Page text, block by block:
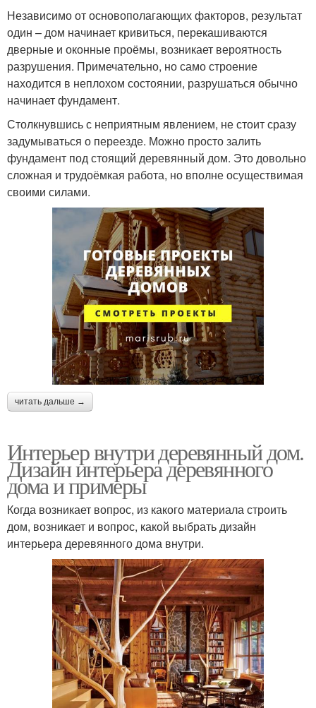
Независимо от основополагающих факторов, результат
один – дом начинает кривиться, перекашиваются
дверные и оконные проёмы, возникает вероятность
разрушения. Примечательно, но само строение
находится в неплохом состоянии, разрушаться обычно
начинает фундамент.
Столкнувшись с неприятным явлением, не стоит сразу
задумываться о переезде. Можно просто залить
фундамент под стоящий деревянный дом. Это довольно
сложная и трудоёмкая работа, но вполне осуществимая
своими силами.
читать дальше →
Интерьер внутри деревянный дом.
Дизайн интерьера деревянного
дома и примеры
Когда возникает вопрос, из какого материала строить
дом, возникает и вопрос, какой выбрать дизайн
интерьера деревянного дома внутри.